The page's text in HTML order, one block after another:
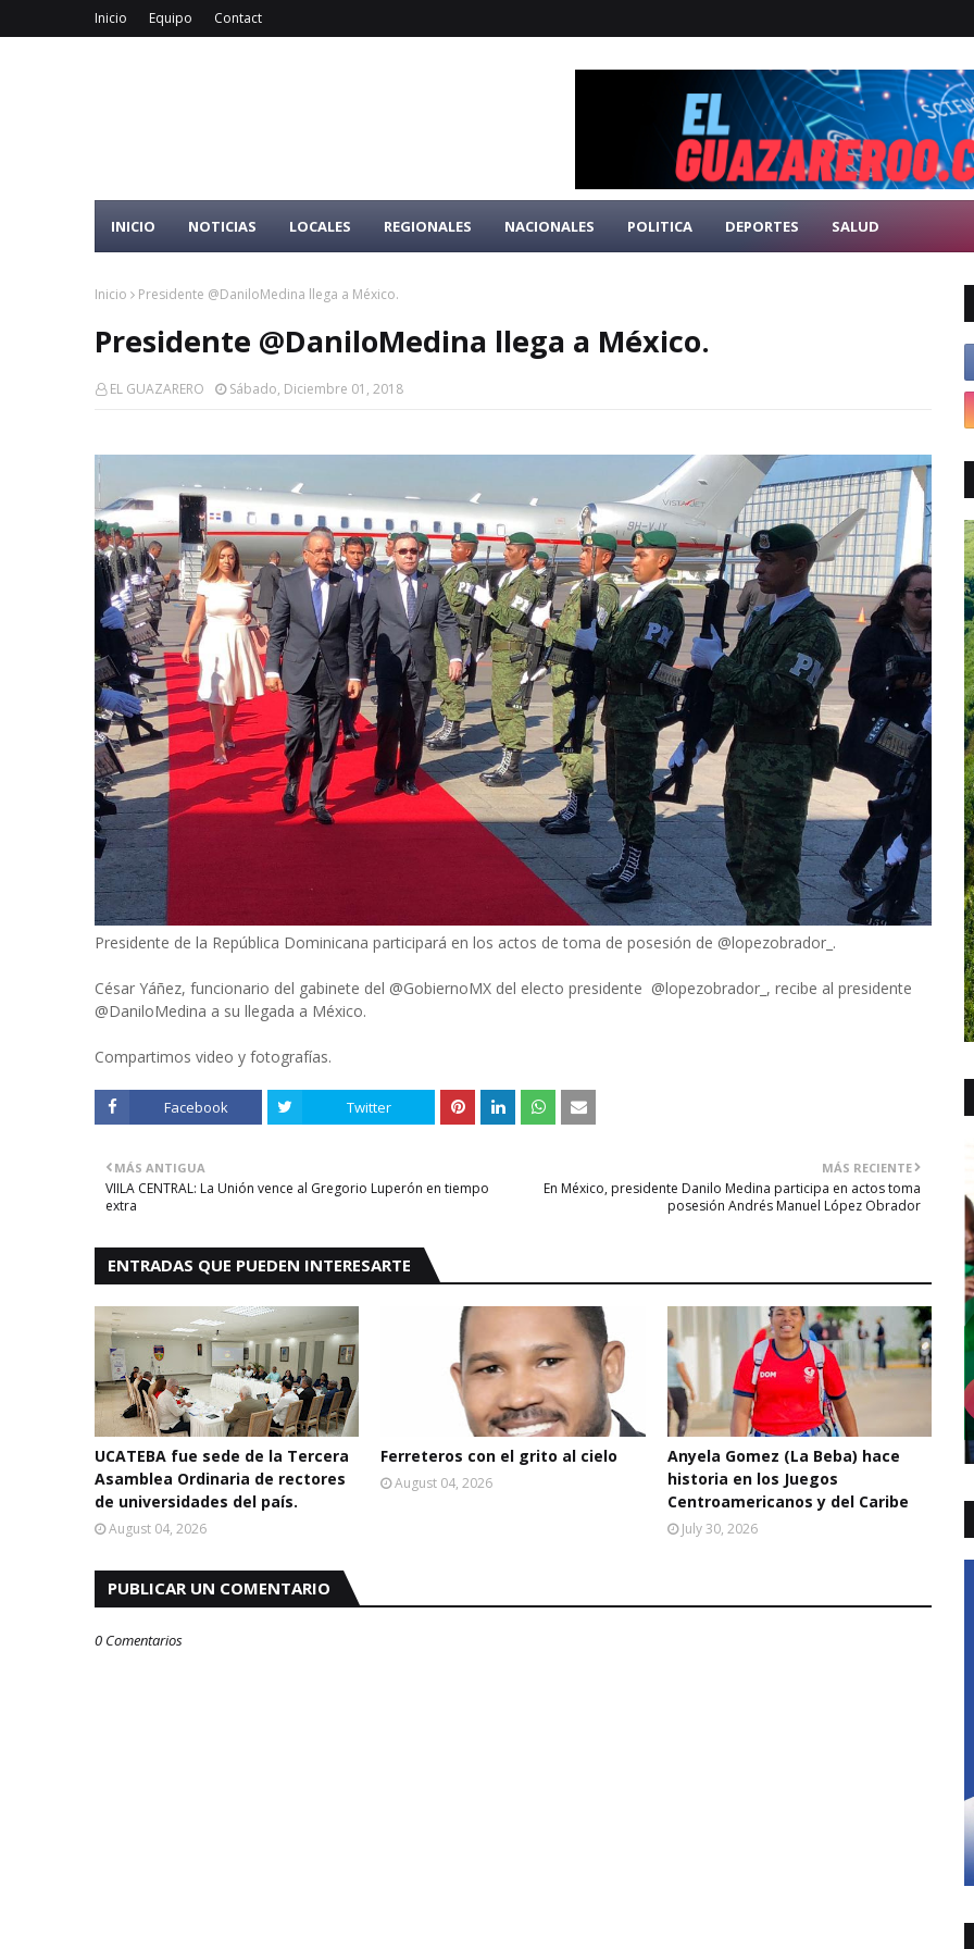
Inicio Equipo Contact
INICIO NOTICIAS LOCALES REGIONALES NACIONALES POLITICA DEPORTES SALUD
Inicio Presidente @DaniloMedina llega a México.
Presidente @DaniloMedina llega a México.
EL GUAZARERO Sábado, Diciembre 01, 2018
Presidente de la República Dominicana participará en los actos de toma de posesión de @lopezobrador_.
César Yáñez, funcionario del gabinete del @GobiernoMX del electo presidente @lopezobrador_, recibe al presidente
@DaniloMedina a su llegada a México.
Compartimos video y fotografías.
Facebook Twitter
MÁS RECIENTE
En México, presidente Danilo Medina participa en actos toma
posesión Andrés Manuel López Obrador
MÁS ANTIGUA
VIILA CENTRAL: La Unión vence al Gregorio Luperón en tiempo
extra
ENTRADAS QUE PUEDEN INTERESARTE
UCATEBA fue sede de la Tercera
Asamblea Ordinaria de rectores
de universidades del país.
August 04, 2026
Ferreteros con el grito al cielo
August 04, 2026
Anyela Gomez (La Beba) hace
historia en los Juegos
Centroamericanos y del Caribe
July 30, 2026
PUBLICAR UN COMENTARIO
0 Comentarios